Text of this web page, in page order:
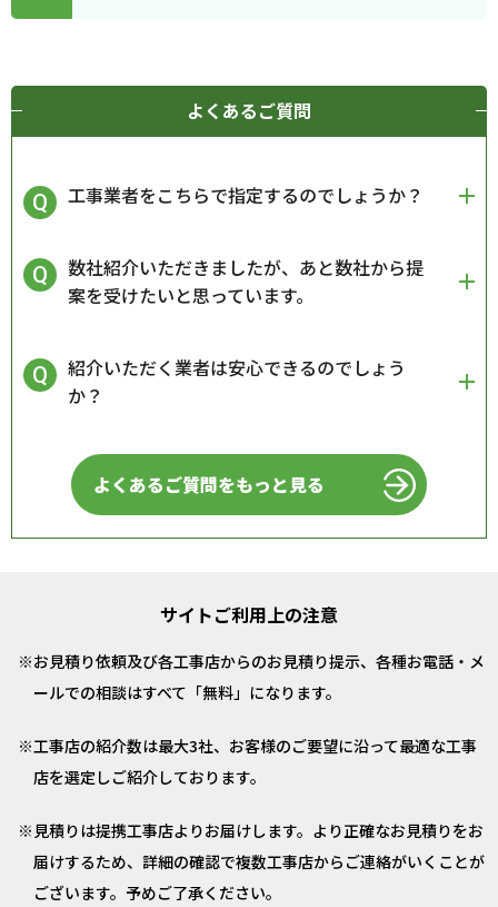
よくあるご質問
工事業者をこちらで指定するのでしょうか？
数社紹介いただきましたが、あと数社から提
案を受けたいと思っています。
紹介いただく業者は安心できるのでしょう
か？
よくあるご質問をもっと見る
サイトご利用上の注意
お見積り依頼及び各工事店からのお見積り提示、各種お電話・メ
ールでの相談はすべて「無料」になります。
工事店の紹介数は最大3社、お客様のご要望に沿って最適な工事
店を選定しご紹介しております。
見積りは提携工事店よりお届けします。より正確なお見積りをお
届けするため、詳細の確認で複数工事店からご連絡がいくことが
ございます。予めご了承ください。